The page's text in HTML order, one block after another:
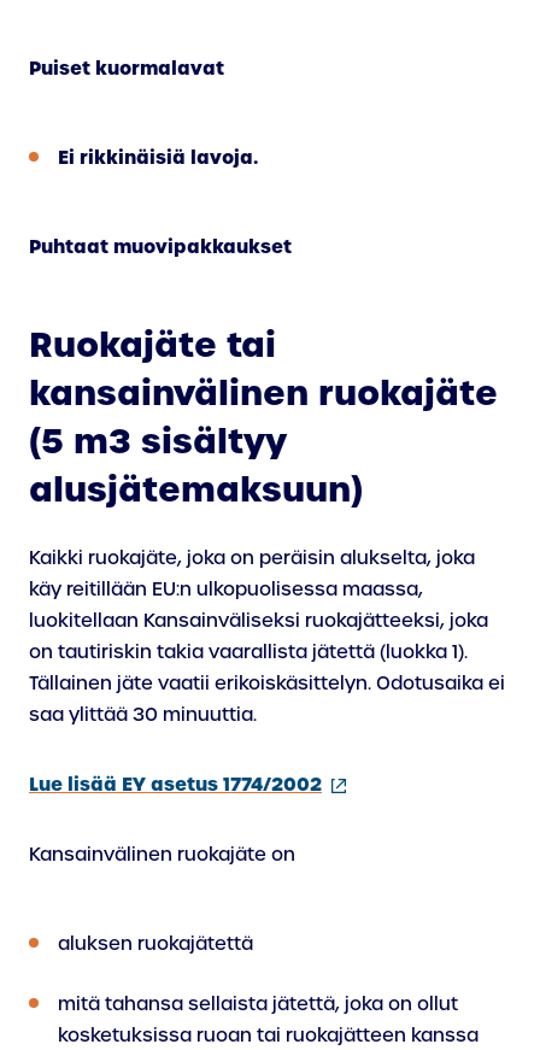
Puiset kuormalavat
Ei rikkinäisiä lavoja.
Puhtaat muovipakkaukset
Ruokajäte tai
kansainvälinen ruokajäte
(5 m3 sisältyy
alusjätemaksuun)
Kaikki ruokajäte, joka on peräisin alukselta, joka
käy reitillään EU:n ulkopuolisessa maassa,
luokitellaan Kansainväliseksi ruokajätteeksi, joka
on tautiriskin takia vaarallista jätettä (luokka 1).
Tällainen jäte vaatii erikoiskäsittelyn. Odotusaika ei
saa ylittää 30 minuuttia.
Lue lisää EY asetus 1774/2002(ulkoinen
Kansainvälinen ruokajäte on
aluksen ruokajätettä
mitä tahansa sellaista jätettä, joka on ollut
kosketuksissa ruoan tai ruokajätteen kanssa